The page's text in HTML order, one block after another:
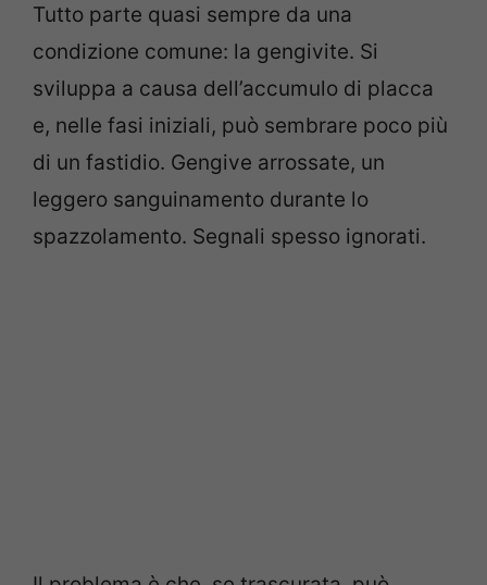
Tutto parte quasi sempre da una
condizione comune: la gengivite. Si
sviluppa a causa dell’accumulo di placca
e, nelle fasi iniziali, può sembrare poco più
di un fastidio. Gengive arrossate, un
leggero sanguinamento durante lo
spazzolamento. Segnali spesso ignorati.